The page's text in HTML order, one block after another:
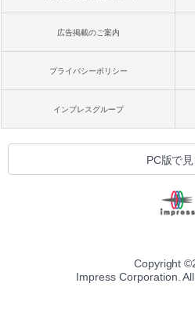
広告掲載のご案内
プライバシーポリシー
インプレスグループ
PC版で見
Copyright ©
Impress Corporation.